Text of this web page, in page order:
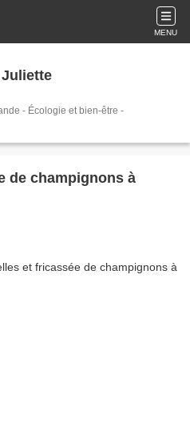
MENU
- Écologie et bien-être -
de champignons à